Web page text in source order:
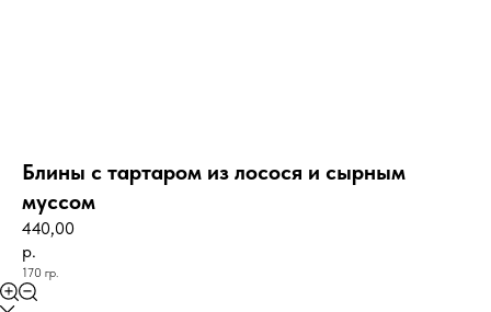
Блины с тартаром из лосося и сырным
муссом
440,00
р.
170 гр.